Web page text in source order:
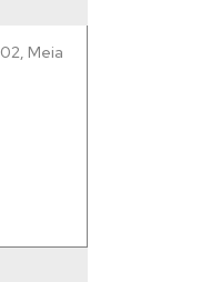
, Meia